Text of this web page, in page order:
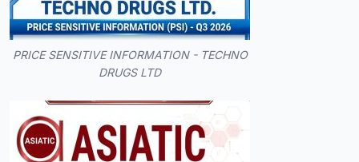
PRICE SENSITIVE INFORMATION - TECHNO
DRUGS LTD